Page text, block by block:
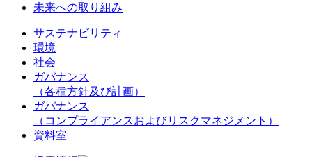
未来への取り組み
サステナビリティ
環境
社会
ガバナンス
（各種方針及び計画）
ガバナンス
（コンプライアンスおよびリスクマネジメント）
資料室